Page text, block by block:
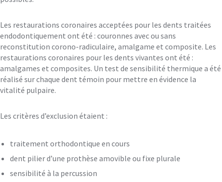
Les restaurations coronaires acceptées pour les dents traitées
endodontiquement ont été : couronnes avec ou sans
reconstitution corono-radiculaire, amalgame et composite. Les
restaurations coronaires pour les dents vivantes ont été :
amalgames et composites. Un test de sensibilité thermique a été
réalisé sur chaque dent témoin pour mettre en évidence la
vitalité pulpaire.
Les critères d’exclusion étaient :
traitement orthodontique en cours
dent pilier d’une prothèse amovible ou fixe plurale
sensibilité à la percussion